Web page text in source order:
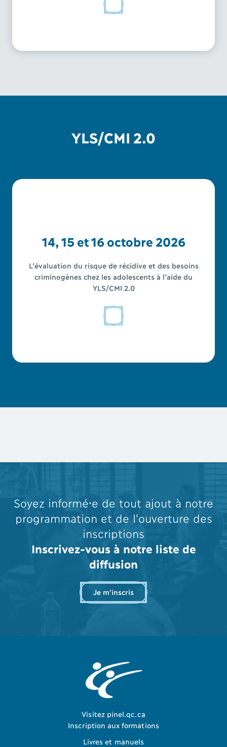
YLS/CMI 2.0
14, 15 et 16 octobre 2026
L’évaluation du risque de récidive et des besoins
criminogènes chez les adolescents à l’aide du
YLS/CMI 2.0
Soyez informé⸱e de tout ajout à notre
programmation et de l'ouverture des
inscriptions
Inscrivez-vous à notre liste de
diffusion
Je m'inscris
Visitez pinel.qc.ca
Inscription aux formations
Livres et manuels